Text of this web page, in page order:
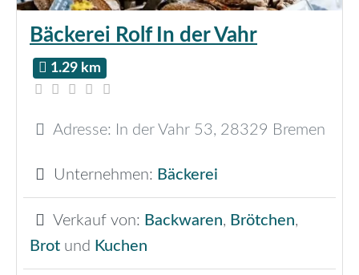
Bäckerei Rolf In der Vahr
1.29 km
Adresse: In der Vahr 53, 28329 Bremen
Unternehmen: Bäckerei
Verkauf von: Backwaren, Brötchen,
Brot und Kuchen